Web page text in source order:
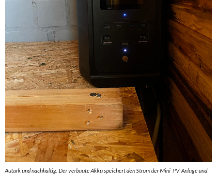
Autark und nachhaltig: Der verbaute Akku speichert den Strom der Mini-PV-Anlage und